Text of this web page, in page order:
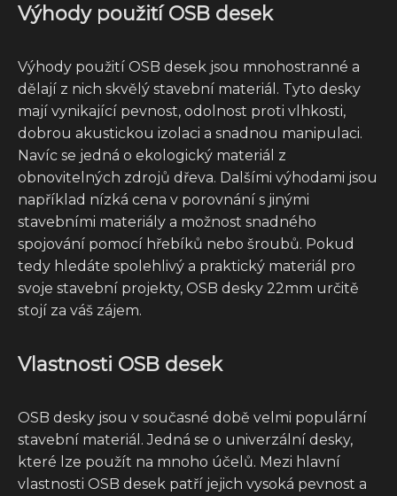
Výhody použití OSB desek
Výhody použití OSB desek jsou mnohostranné a
dělají z nich skvělý stavební materiál. Tyto desky
mají vynikající pevnost, odolnost proti vlhkosti,
dobrou akustickou izolaci a snadnou manipulaci.
Navíc se jedná o ekologický materiál z
obnovitelných zdrojů dřeva. Dalšími výhodami jsou
například nízká cena v porovnání s jinými
stavebními materiály a možnost snadného
spojování pomocí hřebíků nebo šroubů. Pokud
tedy hledáte spolehlivý a praktický materiál pro
svoje stavební projekty, OSB desky 22mm určitě
stojí za váš zájem.
Vlastnosti OSB desek
OSB desky jsou v současné době velmi populární
stavební materiál. Jedná se o univerzální desky,
které lze použít na mnoho účelů. Mezi hlavní
vlastnosti OSB desek patří jejich vysoká pevnost a